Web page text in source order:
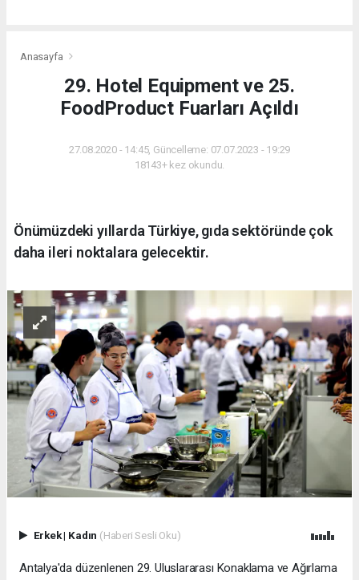
Anasayfa
29. Hotel Equipment ve 25.
FoodProduct Fuarları Açıldı
27.08.2020 - 14:45, Güncelleme: 07.07.2023 - 19:29
18143+ kez okundu.
Önümüzdeki yıllarda Türkiye, gıda sektöründe çok
daha ileri noktalara gelecektir.
Erkek| Kadın (Haberi Sesli Oku)
​Antalya'da düzenlenen 29. Uluslararası Konaklama ve Ağırlama